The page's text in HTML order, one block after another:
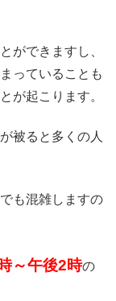
ができますし、
っていることも
が起こります。
が被ると多くの人
も混雑しますの
～午後2時の